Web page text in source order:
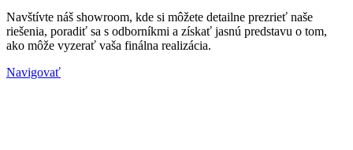
Navštívte náš showroom, kde si môžete detailne prezrieť naše
riešenia, poradiť sa s odborníkmi a získať jasnú predstavu o tom,
ako môže vyzerať vaša finálna realizácia.
Navigovať